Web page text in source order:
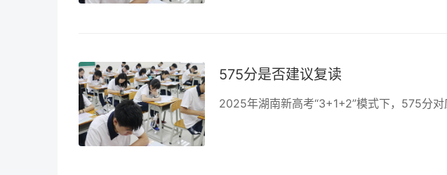
575分是否建议复读